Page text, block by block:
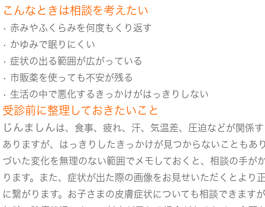
こんなときは相談を考えたい
• 赤みやふくらみを何度もくり返す
• かゆみで眠りにくい
• 症状の出る範囲が広がっている
• 市販薬を使っても不安が残る
• 生活の中で悪化するきっかけがはっきりしない
受診前に整理しておきたいこと
じんましん は、食事、疲れ、汗、気温差、圧迫などが関係
ありますが、はっきりしたきっかけが見つからないこともあ
づいた変化を無理のない範囲でメモしておくと、相談の手が
ります。また、症状が出た際の画像をお見せいただくとより
に繋がります。お子さまの皮膚症状についても相談できます